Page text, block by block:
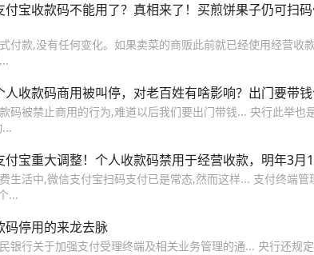
付宝收款码不能用了？真相来了！买煎饼果子仍可扫
付款,没有任何变化。如果卖菜的商贩此前就已经使用经营收
人收款码商用被叫停，对老百姓有啥影响？出门要带
码被禁止商用的行为,难道以后我们要出门带钱... 央行此举也
付宝重大调整！个人收款码禁用于经营收款，明年3月
生活中,微信支付宝扫码支付已是常态,然而这样... 支付终端
...
码停用的来龙去脉
民银行关于加强支付受理终端及相关业务管理的通... 央行还规